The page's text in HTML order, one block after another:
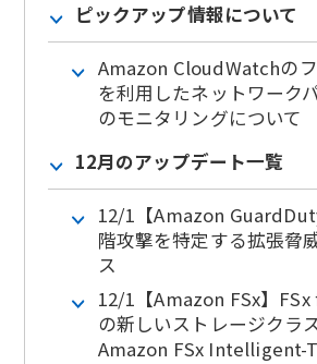
ピックアップ情報について
Amazon CloudWatchの
を利用したネットワーク
のモニタリングについて
12月のアップデート一覧
12/1【Amazon
階攻撃を特定する拡張脅
ス
12/1【Amazon FSx】
の新しいストレージクラ
Amazon FSx Intelligent-